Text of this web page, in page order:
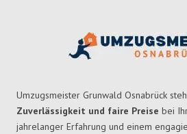
Umzugsmeister Grunwald Osnabrück
Zuverlässigkeit und faire Preise bei
jahrelanger Erfahrung und einem